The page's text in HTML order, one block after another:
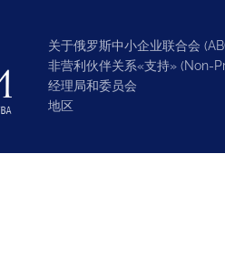
关于俄罗斯中小企业联合会
非营利伙伴关系«支持» (Non-
经理局和委员会
地区